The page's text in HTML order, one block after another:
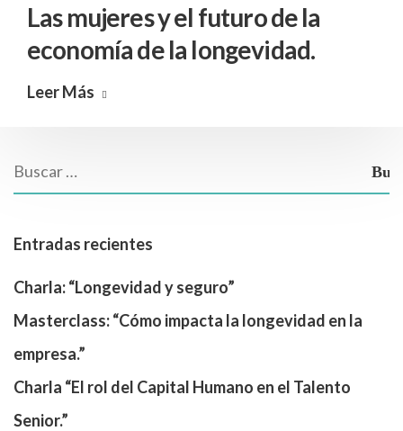
Las mujeres y el futuro de la
economía de la longevidad.
Leer Más
Entradas recientes
Charla: “Longevidad y seguro”
Masterclass: “Cómo impacta la longevidad en la
empresa.”
Charla “El rol del Capital Humano en el Talento
Senior.”